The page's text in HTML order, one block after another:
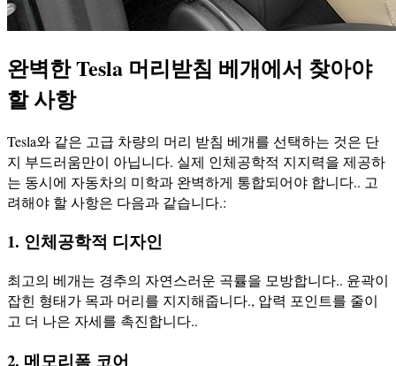
완벽한 Tesla 머리받침 베개에서 찾아야
할 사항
Tesla와 같은 고급 차량의 머리 받침 베개를 선택하는 것은 단
지 부드러움만이 아닙니다. 실제 인체공학적 지지력을 제공하
는 동시에 자동차의 미학과 완벽하게 통합되어야 합니다.. 고
려해야 할 사항은 다음과 같습니다.:
1. 인체공학적 디자인
최고의 베개는 경추의 자연스러운 곡률을 모방합니다.. 윤곽이
잡힌 형태가 목과 머리를 지지해줍니다., 압력 포인트를 줄이
고 더 나은 자세를 촉진합니다..
2. 메모리폼 코어